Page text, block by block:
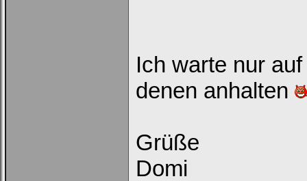
Ich warte nur
denen anhalten
Grüße
Domi